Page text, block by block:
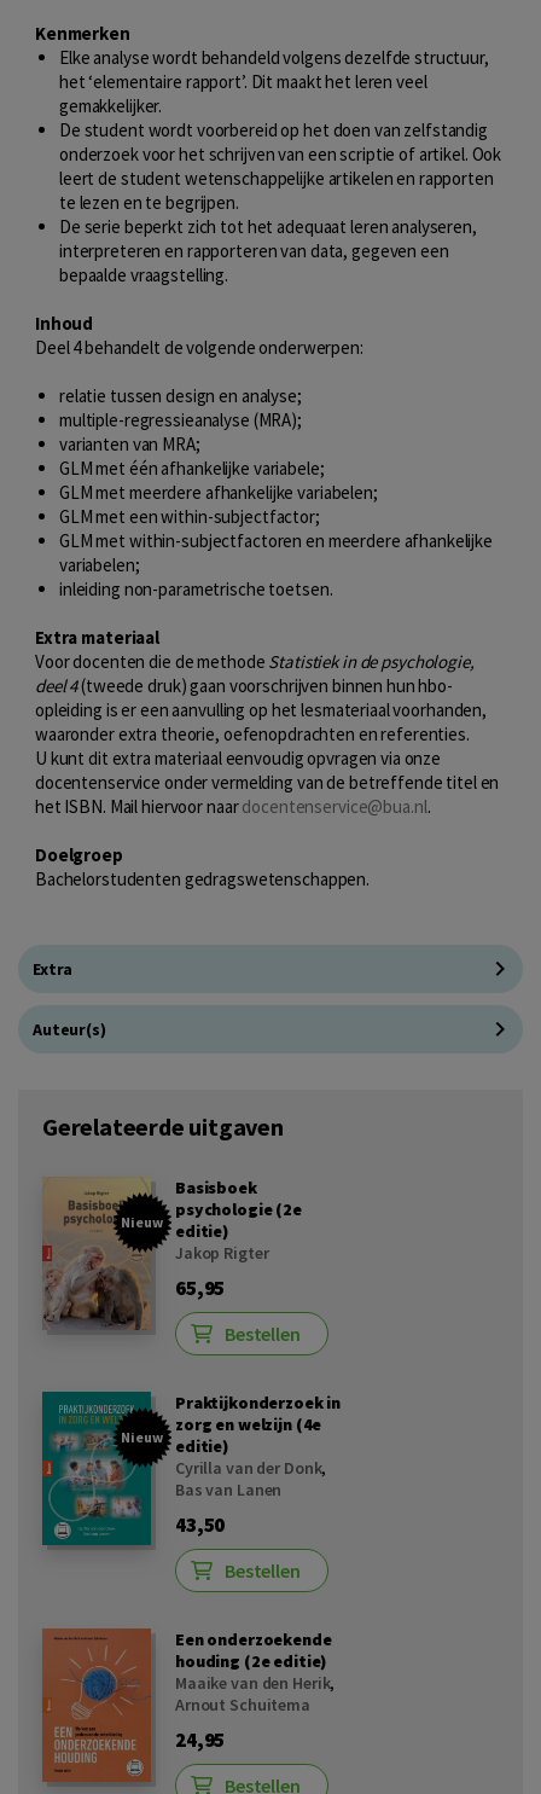
Kenmerken
Elke analyse wordt behandeld volgens dezelfde structuur,
het ‘elementaire rapport’. Dit maakt het leren veel
gemakkelijker.
De student wordt voorbereid op het doen van zelfstandig
onderzoek voor het schrijven van een scriptie of artikel. Ook
leert de student wetenschappelijke artikelen en rapporten
te lezen en te begrijpen.
De serie beperkt zich tot het adequaat leren analyseren,
interpreteren en rapporteren van data, gegeven een
bepaalde vraagstelling.
Inhoud
Deel 4 behandelt de volgende onderwerpen:
relatie tussen design en analyse;
multiple-regressieanalyse (MRA);
varianten van MRA;
GLM met één afhankelijke variabele;
GLM met meerdere afhankelijke variabelen;
GLM met een within-subjectfactor;
GLM met within-subjectfactoren en meerdere afhankelijke
variabelen;
inleiding non-parametrische toetsen.
Extra materiaal
Voor docenten die de methode Statistiek in de psychologie,
deel 4(tweede druk) gaan voorschrijven binnen hun hbo-
opleiding is er een aanvulling op het lesmateriaal voorhanden,
waaronder extra theorie, oefenopdrachten en referenties.
U kunt dit extra materiaal eenvoudig opvragen via onze
docentenservice onder vermelding van de betreffende titel en
het ISBN. Mail hiervoor naardocentenservice@bua.nl.
Doelgroep
Bachelorstudenten gedragswetenschappen.
Extra
Auteur(s)
Gerelateerde uitgaven
Nieuw
Basisboek
psychologie (2e
editie)
Jakop Rigter
65,95
Bestellen
Nieuw
Praktijkonderzoek in
zorg en welzijn (4e
editie)
Cyrilla van der Donk,
Bas van Lanen
43,50
Bestellen
Een onderzoekende
houding (2e editie)
Maaike van den Herik,
Arnout Schuitema
24,95
Bestellen